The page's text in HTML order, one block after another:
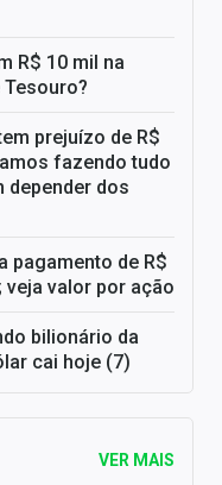
R$ 10 mil na
Tesouro?
prejuízo de R$
fazendo tudo
depender dos
pagamento de R$
veja valor por ação
bilionário da
cai hoje (7)
VER MAIS